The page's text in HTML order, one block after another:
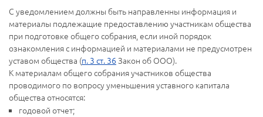
С уведомлением должны быть направленны информация и
материалы подлежащие предоставлению участникам общества
при подготовке общего собрания, если иной порядок
ознакомления с информацией и материалами не предусмотрен
уставом общества (п. 3 ст. 36 Закон об ООО).
К материалам общего собрания участников общества
проводимого по вопросу уменьшения уставного капитала
общества относятся:
годовой отчет;